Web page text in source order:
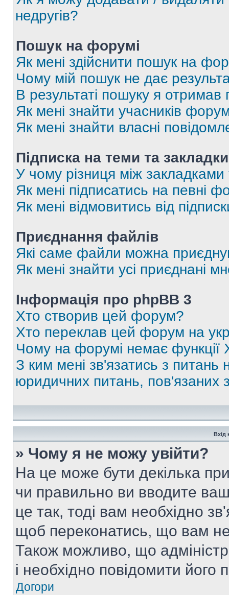
недругів?
Пошук на форумі
Як мені здійснити пошук на
Чому мій пошук не дає
В результаті пошуку я отримав
Як мені знайти учасників
Як мені знайти власні
Підписка на теми та закладки
У чому різниця між закладками
Як мені підписатись на певні
Як мені відмовитись від
Приєднання файлів
Які саме файли можна
Як мені знайти усі приєднані
Інформація про phpBB 3
Хто створив цей форум?
Хто переклав цей форум на
Чому на форумі немає функції
З ким мені зв'язатись з питань
юридичних питань,
Вхід
» Чому я не можу увійти?
На це може бути декілька
чи правильно ви вводите
це так, тоді вам необхідно
щоб переконатись, що вам
Також можливо, що
і необхідно повідомити
Догори